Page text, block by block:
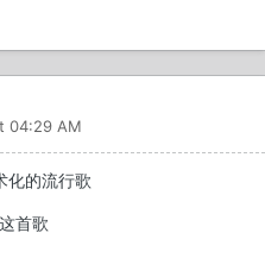
04:29 AM
化的流行歌
首歌